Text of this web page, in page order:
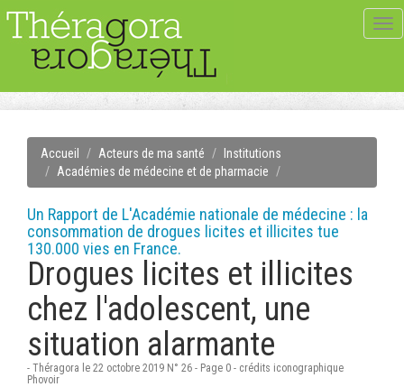
Accueil Acteurs de ma santé
Institutions
Académies de médecine et de pharmacie
Un Rapport de L'Académie nationale de médecine : la
consommation de drogues licites et illicites tue
130.000 vies en France.
Drogues licites et illicites
chez l'adolescent, une
situation alarmante
- Théragora le 22 octobre 2019 N° 26 - Page 0 - crédits iconographique
Phovoir